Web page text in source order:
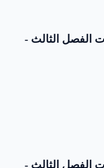
الفصل الثالث -
الفصل الثالث -